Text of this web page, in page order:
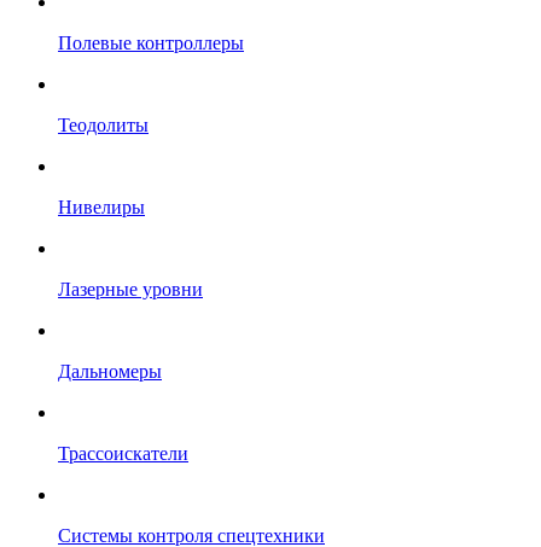
Полевые контроллеры
Теодолиты
Нивелиры
Лазерные уровни
Дальномеры
Трассоискатели
Системы контроля спецтехники